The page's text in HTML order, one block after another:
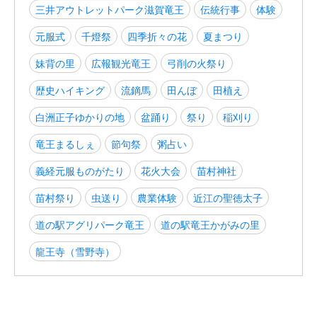
三井アウトレットパーク滋賀竜王
伝統行事
体験
元服式
千燈祭 四季折々の花
夏まつり
妹背の里
広報観光竜王
弓削の火祭り
歴史ハイキング
流鏑馬 田んぼ
田植え
白洲正子ゆかりの地
盆踊り 祭り
稲刈り
竜王まるしぇ
節句祭
粥占い
義経元服ものがたり
花火大会
苗村神社
苗村祭り
虫送り 農業体験
近江の聖徳太子
道の駅アグリパーク竜王
道の駅竜王かがみの里
龍王寺（雪野寺）